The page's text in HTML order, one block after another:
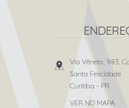
Via Vêneto, 983,
Santa Felicidade
Curitiba - PR
VER NO MAPA